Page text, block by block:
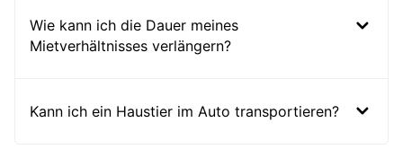
Wie kann ich die Dauer meines
Mietverhältnisses verlängern?
Kann ich ein Haustier im Auto transportieren?